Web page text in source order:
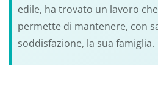
edile, ha trovato un lavoro
permette di mantenere, con
soddisfazione, la sua famiglia.